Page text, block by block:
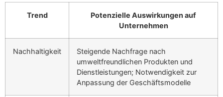
Trend
Potenzielle Auswirkungen auf
Unternehmen
Nachhaltigkeit
Steigende Nachfrage nach
umweltfreundlichen Produkten und
Dienstleistungen; Notwendigkeit zur
Anpassung der Geschäftsmodelle